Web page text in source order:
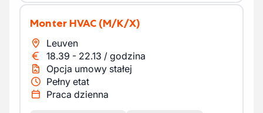
Monter HVAC (M/K/X)
Leuven
18.39 - 22.13 / godzina
Opcja umowy stałej
Pełny etat
Praca dzienna